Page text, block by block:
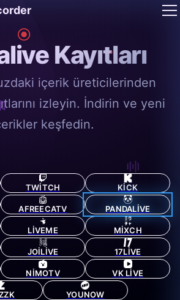
Kayıtları
içerik üreticilerinden
izleyin. İndirin ve yeni
keşfedin.
TWITCH KICK
AFREECATV PANDALIVE
LIVEME MIXCH
JOILIVE 17LIVE
NIMOTV VK LIVE
YOUNOW